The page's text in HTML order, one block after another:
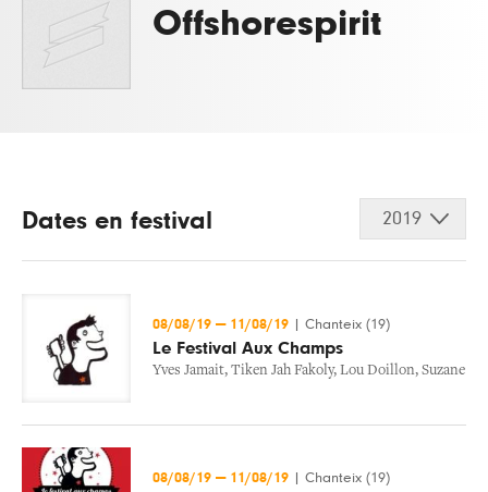
Offshorespirit
Dates en festival 2019
08/08/19 — 11/08/19 Chanteix (19)
Le Festival Aux Champs
Yves Jamait, Tiken Jah Fakoly, Lou Doillon, Suzane
08/08/19 — 11/08/19 Chanteix (19)